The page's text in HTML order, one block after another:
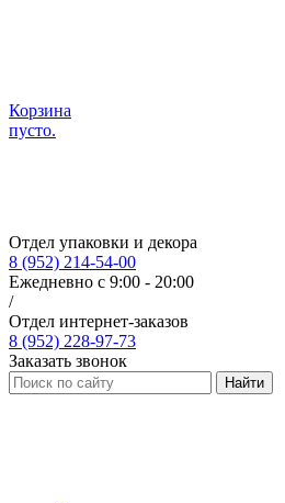
Корзина
пусто.
Отдел упаковки и декора
8 (952) 214-54-00
Ежедневно с 9:00 - 20:00
/
Отдел интернет-заказов
8 (952) 228-97-73
Заказать звонок
Найти